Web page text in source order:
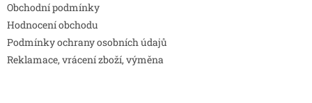
Obchodní podmínky
Hodnocení obchodu
Podmínky ochrany osobních údajů
Reklamace, vrácení zboží, výměna